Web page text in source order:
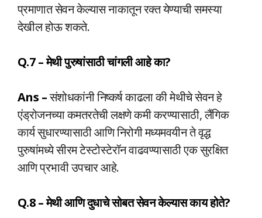
प्रमाणात सेवन केल्यास नाकातून रक्त येण्याची समस्या
देखील होऊ शकते.
Q.7 – मेथी पुरुषांसाठी चांगली आहे का?
Ans –संशोधकांनी निष्कर्ष काढला की मेथीचे सेवन हे
एंड्रोजनच्या कमतरतेची लक्षणे कमी करण्यासाठी, लैंगिक
कार्य सुधारण्यासाठी आणि निरोगी मध्यमवयीन ते वृद्ध
पुरुषांमध्ये सीरम टेस्टोस्टेरॉन वाढवण्यासाठी एक सुरक्षित
आणि प्रभावी उपचार आहे.
Q.8 – मेथी आणि दुधाचे सोबत सेवन केल्यास काय होते?